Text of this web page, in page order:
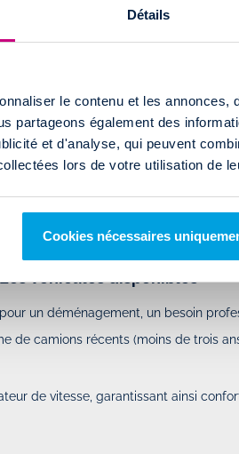
Détails
le contenu et les
partageons également des
et d'analyse, qui peuvent
lors de votre utilisation de
Cookies nécessaires
véhicules disponibles
pour un déménagement, un besoin
de camions récents (moins de trois
de vitesse, garantissant ainsi